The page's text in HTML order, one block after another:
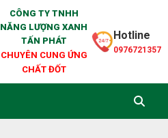
CÔNG TY TNHH
NĂNG LƯỢNG XANH
TẤN PHÁT
CHUYÊN CUNG ỨNG
CHẤT ĐỐT
Hotline
0976721357